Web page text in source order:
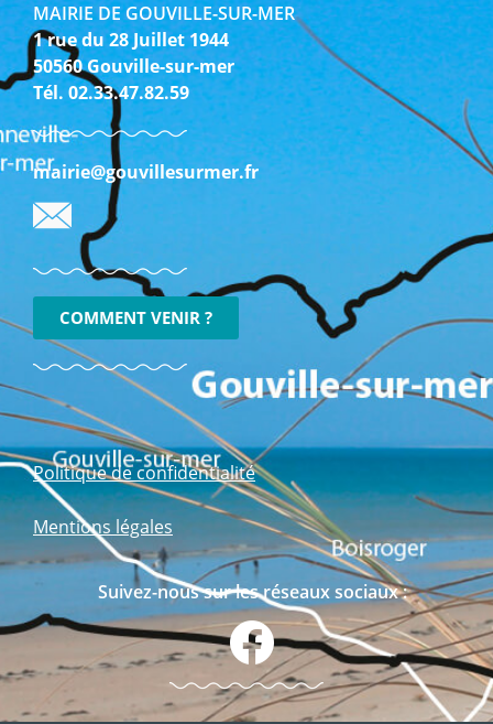
MAIRIE DE GOUVILLE-SUR-MER
1 rue du 28 Juillet 1944
50560 Gouville-sur-mer
Tél. 02.33.47.82.59
mairie@gouvillesurmer.fr
COMMENT VENIR ?
Politique de confidentialité
Mentions légales
Suivez-nous sur les réseaux sociaux :